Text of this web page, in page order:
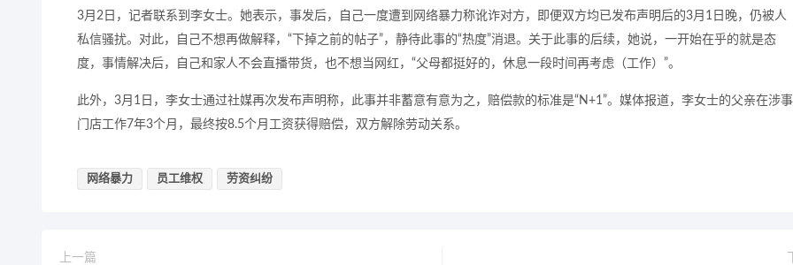
3月2日，记者联系到李女士。她表示，事发后，自己一度遭到网络暴力称讹诈对方，即便双方均已发布声明后的3月1日晚，仍被人
私信骚扰。对此，自己不想再做解释，“下掉之前的帖子”，静待此事的“热度”消退。关于此事的后续，她说，一开始在乎的就是态
度，事情解决后，自己和家人不会直播带货，也不想当网红，“父母都挺好的，休息一段时间再考虑（工作）”。
此外，3月1日，李女士通过社媒再次发布声明称，此事并非蓄意有意为之，赔偿款的标准是“N+1”。媒体报道，李女士的父亲在涉事
门店工作7年3个月，最终按8.5个月工资获得赔偿，双方解除劳动关系。
网络暴力 员工维权 劳资纠纷
上一篇